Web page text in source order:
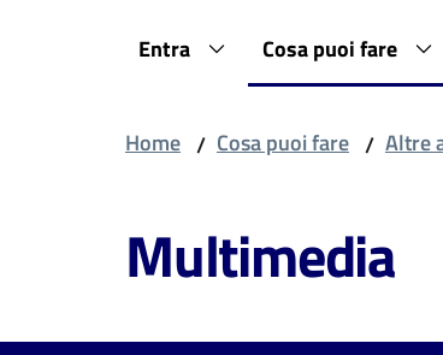
Entra Cosa puoi fare
Home / Cosa puoi fare / Altre
Multimedia